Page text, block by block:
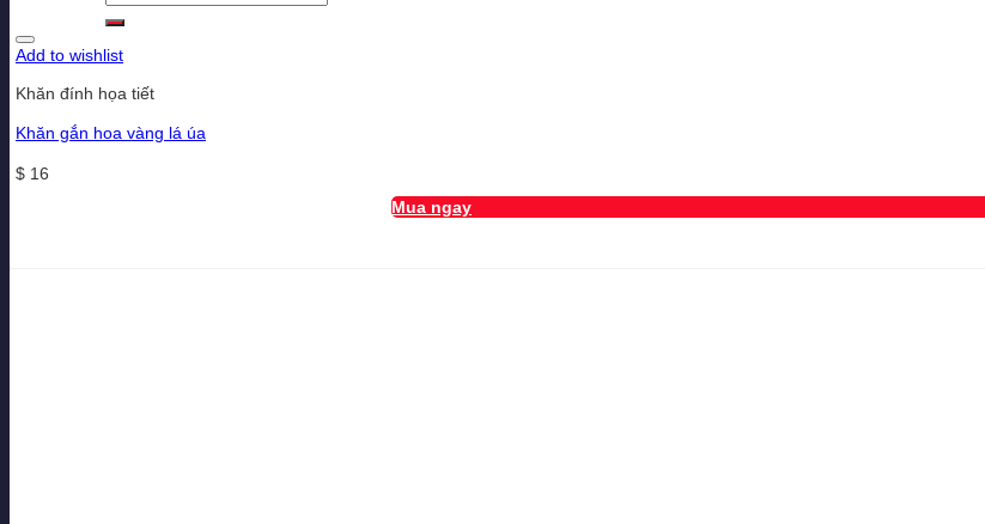
kiếm:
Add to wishlist
Khăn đính họa tiết
Khăn gắn hoa vàng lá úa
$ 16
Mua ngay